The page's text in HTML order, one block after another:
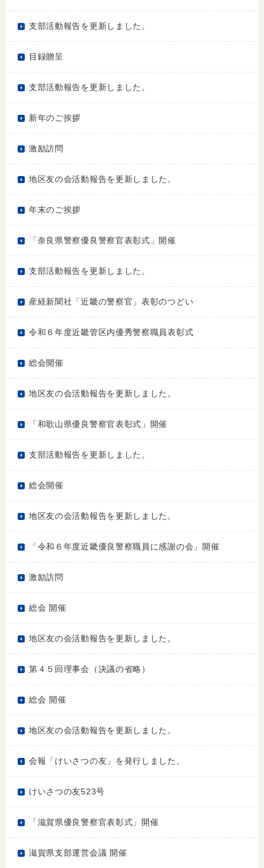
支部活動報告を更新しました。
目録贈呈
支部活動報告を更新しました。
新年のご挨拶
激励訪問
地区友の会活動報告を更新しました。
年末のご挨拶
「奈良県警察優良警察官表彰式」開催
支部活動報告を更新しました。
産経新聞社「近畿の警察官」表彰のつどい
令和６年度近畿管区内優秀警察職員表彰式
総会開催
地区友の会活動報告を更新しました。
「和歌山県優良警察官表彰式」開催
支部活動報告を更新しました。
総会開催
地区友の会活動報告を更新しました。
「令和６年度近畿優良警察職員に感謝の会」開催
激励訪問
総会 開催
地区友の会活動報告を更新しました。
第４５回理事会（決議の省略）
総会 開催
地区友の会活動報告を更新しました。
会報「けいさつの友」を発行しました。
けいさつの友523号
「滋賀県優良警察官表彰式」開催
滋賀県支部運営会議 開催